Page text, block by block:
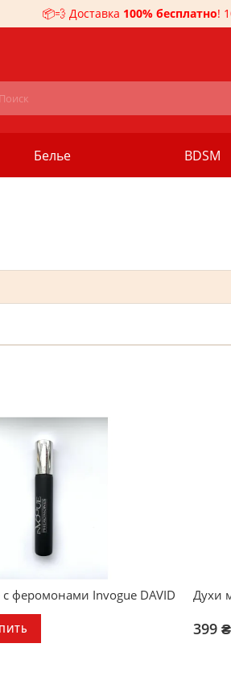
📦💨 Доставка 100% бесплатно!
Белье BDSM
феромонами Invogue DAVID Духи
399 ₴